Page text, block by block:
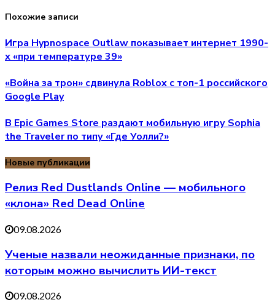
Похожие записи
Игра Hypnospace Outlaw показывает интернет 1990-
х «при температуре 39»
«Война за трон» сдвинула Roblox с топ-1 российского
Google Play
В Epic Games Store раздают мобильную игру Sophia
the Traveler по типу «Где Уолли?»
Новые публикации
Релиз Red Dustlands Online — мобильного
«клона» Red Dead Online
09.08.2026
Ученые назвали неожиданные признаки, по
которым можно вычислить ИИ-текст
09.08.2026